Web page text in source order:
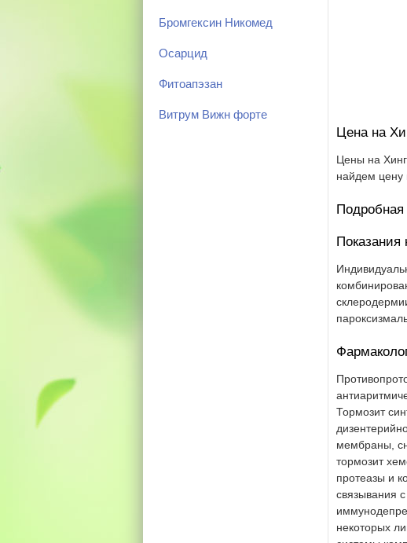
Бромгексин Никомед
Осарцид
Фитоапэзан
Витрум Вижн форте
Цена на
Цены на
найдем цену
Тормозит
мембраны,
тормозит
протеазы и
связывания
некоторых